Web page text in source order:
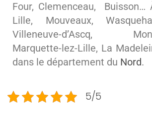
Four, Clemenceau, Buisson…
Lille, Mouveaux,
Villeneuve-d’Ascq,
Marquette-lez-Lille, La
dans le département du Nord.
5/5